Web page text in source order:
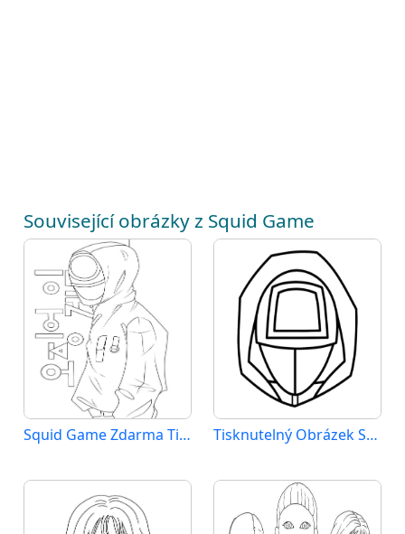
Související obrázky z Squid Game
Squid Game Zdarma Tisknutelný Tisknutelný Obrázek Squid Game